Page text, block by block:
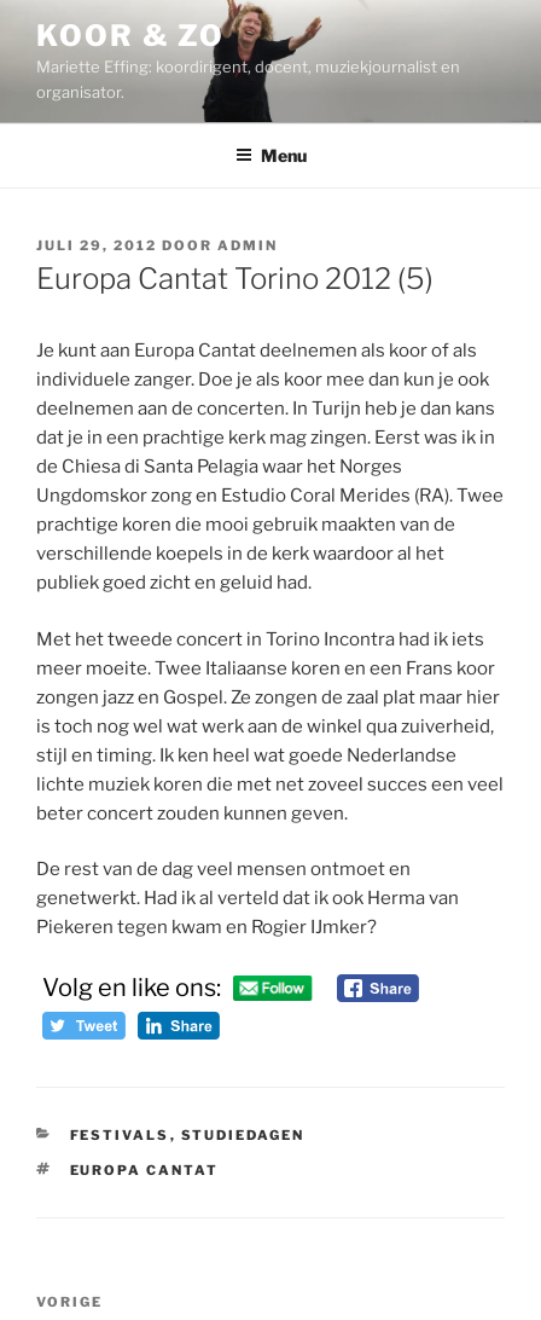
inhoud
KOOR & ZO
Mariette Effing: koordirigent, docent, muziekjournalist en
organisator.
Menu
GEPLAATST
OP
JULI 29, 2012 DOOR ADMIN
Europa Cantat Torino 2012 (5)
Je kunt aan Europa Cantat deelnemen als koor of als
individuele zanger. Doe je als koor mee dan kun je ook
deelnemen aan de concerten. In Turijn heb je dan kans
dat je in een prachtige kerk mag zingen. Eerst was ik in
de Chiesa di Santa Pelagia waar het Norges
Ungdomskor zong en Estudio Coral Merides (RA). Twee
prachtige koren die mooi gebruik maakten van de
verschillende koepels in de kerk waardoor al het
publiek goed zicht en geluid had.
Met het tweede concert in Torino Incontra had ik iets
meer moeite. Twee Italiaanse koren en een Frans koor
zongen jazz en Gospel. Ze zongen de zaal plat maar hier
is toch nog wel wat werk aan de winkel qua zuiverheid,
stijl en timing. Ik ken heel wat goede Nederlandse
lichte muziek koren die met net zoveel succes een veel
beter concert zouden kunnen geven.
De rest van de dag veel mensen ontmoet en
genetwerkt. Had ik al verteld dat ik ook Herma van
Piekeren tegen kwam en Rogier IJmker?
Volg en like ons:
CATEGORIEËN
FESTIVALS , STUDIEDAGEN
TAGS
EUROPA CANTAT
Vorig
VORIGE